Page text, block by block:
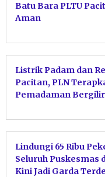
Batu Bara PLTU
Aman
Listrik Padam dan
Pacitan, PLN
Pemadaman
Lindungi 65 Ribu
Seluruh Puskesmas
Kini Jadi Garda